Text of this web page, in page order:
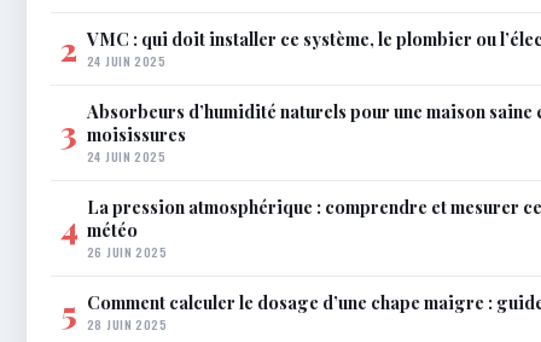
2 VMC : qui doit installer ce système, le plombier ou
24 JUIN 2025
3 Absorbeurs d’humidité naturels pour une maison saine
moisissures
24 JUIN 2025
4 La pression atmosphérique : comprendre et mesurer
météo
26 JUIN 2025
5 Comment calculer le dosage d’une chape maigre :
28 JUIN 2025